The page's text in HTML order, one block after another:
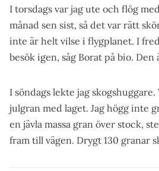
I torsdags var jag ute och flög
månad sen sist, så det var rätt
inte är helt vilse i flygplanet. I
besök igen, såg Borat på bio.
I söndags lekte jag
julgran med laget. Jag högg inte
en jävla massa gran över stock,
fram till vägen. Drygt 130 granar